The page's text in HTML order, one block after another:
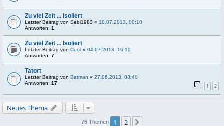
Zu viel Zeit ... Isoliert
Letzter Beitrag von Sebi1983 « 18.07.2013, 00:10
Antworten: 1
Zu viel Zeit ... Isoliert
Letzter Beitrag von Cecil « 04.07.2013, 16:10
Antworten: 7
Tatort
Letzter Beitrag von Batman « 27.06.2013, 08:40
Antworten: 17 1 2
Neues Thema
76 Themen 1 2